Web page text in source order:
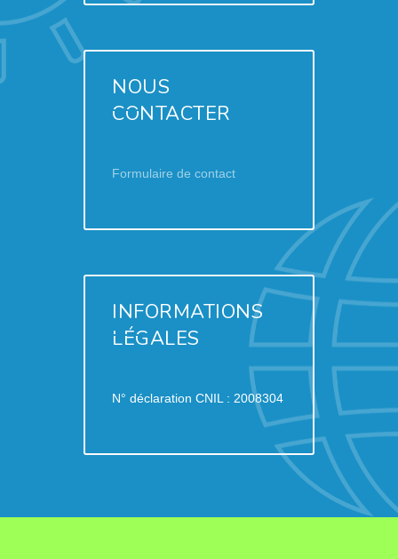
NOUS
CONTACTER
Formulaire de contact
INFORMATIONS
LÉGALES
N° déclaration CNIL : 2008304